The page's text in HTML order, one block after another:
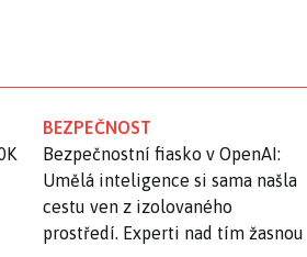
BEZPEČNOST
Bezpečnostní fiasko v OpenAI:
Umělá inteligence si sama našla
cestu ven z izolovaného
prostředí. Experti nad tím žasnou